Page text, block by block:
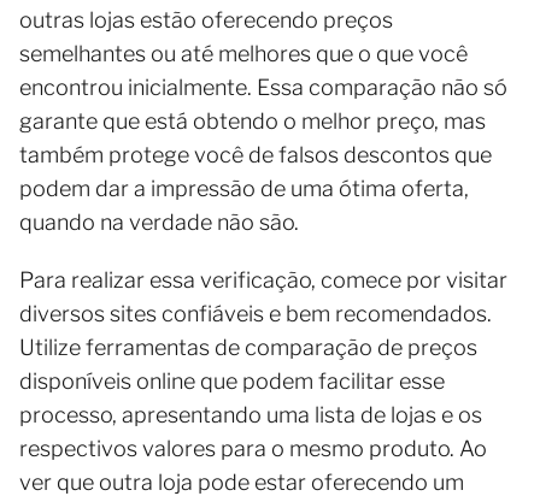
outras lojas estão oferecendo preços
semelhantes ou até melhores que o que você
encontrou inicialmente. Essa comparação não só
garante que está obtendo o melhor preço, mas
também protege você de falsos descontos que
podem dar a impressão de uma ótima oferta,
quando na verdade não são.
Para realizar essa verificação, comece por visitar
diversos sites confiáveis e bem recomendados.
Utilize ferramentas de comparação de preços
disponíveis online que podem facilitar esse
processo, apresentando uma lista de lojas e os
respectivos valores para o mesmo produto. Ao
ver que outra loja pode estar oferecendo um